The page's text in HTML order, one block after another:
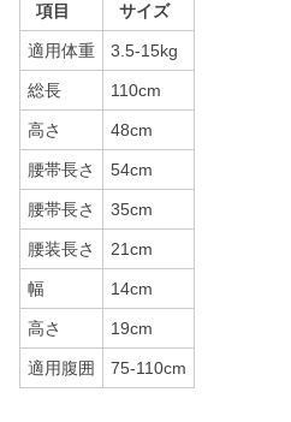
項目 サイズ
適用体重 3.5-15kg
総長 110cm
高さ 48cm
腰帯長さ 54cm
腰帯長さ 35cm
腰装長さ 21cm
幅 14cm
高さ 19cm
適用腹囲 75-110cm